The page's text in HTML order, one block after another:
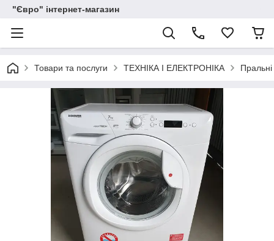
"Євро" інтернет-магазин
Товари та послуги ТЕХНІКА І ЕЛЕКТРОНІКА